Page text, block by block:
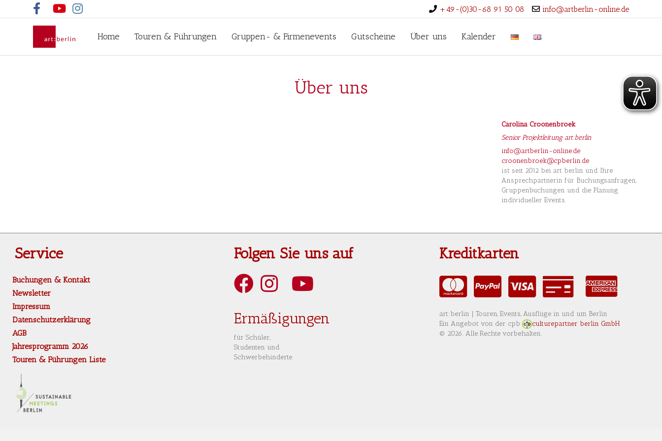
FacebookYoutubeInstagram +49-(0)30-68 91 50 08 info@artberlin-online.de
Home Touren & Führungen Gruppen- & Firmenevents Gutscheine Über uns Kalender
Über uns
Carolina Croonenbroek
Senior Projektleitung art:berlin
info@artberlin-online.de
croonenbroek@cpberlin.de
ist seit 2012 bei art:berlin und Ihre
Ansprechpartnerin für Buchungsanfragen,
Gruppenbuchungen und die Planung
individueller Events.
Service
Buchungen & Kontakt
Newsletter
Impressum
Datenschutzerklärung
AGB
Jahresprogramm 2026
Touren & Führungen Liste
Folgen Sie uns auf
Art Berlin Facebook
Art Berlin Instagram
Art Berlin Tripadvisior
Art Berlin YouTube
Ermäßigungen
für Schüler,
Studenten und
Schwerbehinderte
Kreditkarten
MasterCardPayPal VISA Rechnung
art:berlin | Touren, Events, Ausflüge in und um Berlin
Ein Angebot von der cpb
culturepartner berlin GmbH
© 2026. Alle Rechte vorbehalten.